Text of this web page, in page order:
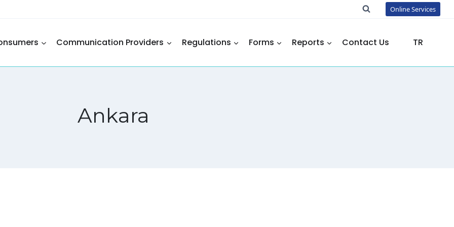
Online Services
Communication Providers Regulations Forms Reports Contact Us TR
Ankara